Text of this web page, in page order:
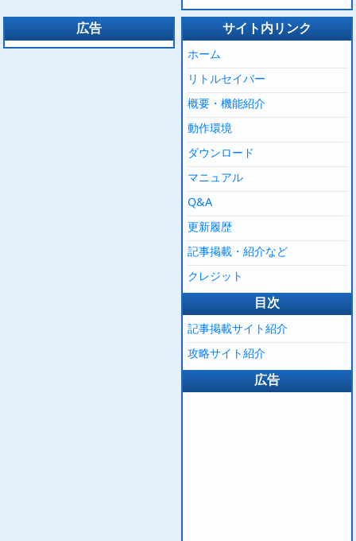
広告 サイト内リンク
ホーム
リトルセイバー
概要・機能紹介
動作環境
ダウンロード
マニュアル
Q&A
更新履歴
記事掲載・紹介など
クレジット
目次
記事掲載サイト紹介
攻略サイト紹介
広告